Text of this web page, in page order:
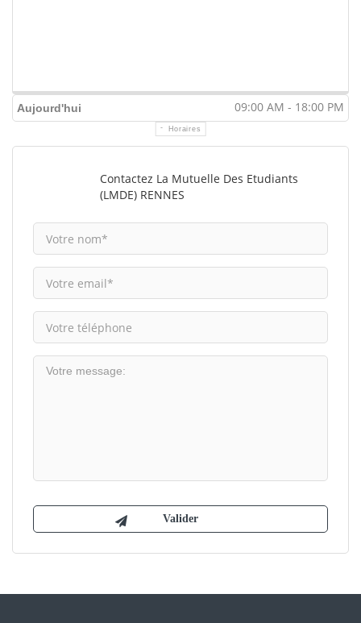
Aujourd'hui 09:00 AM - 18:00 PM
Horaires
Contactez La Mutuelle Des Etudiants
(LMDE) RENNES